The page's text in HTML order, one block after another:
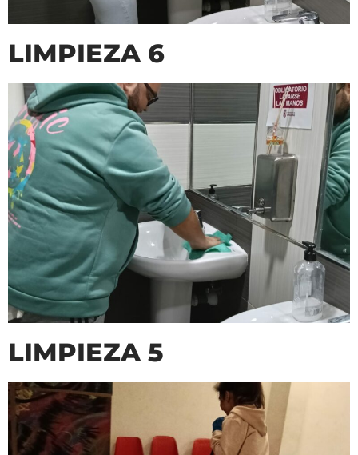
LIMPIEZA 6
LIMPIEZA 5